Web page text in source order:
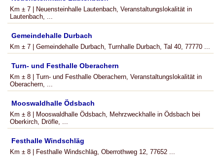
Km ± 7 | Neuensteinhalle Lautenbach, Veranstaltungslokalität in
Lautenbach, ...
Gemeindehalle Durbach
Km ± 7 | Gemeindehalle Durbach, Turnhalle Durbach, Tal 40, 77770 ...
Turn- und Festhalle Oberachern
Km ± 8 | Turn- und Festhalle Oberachern, Veranstaltungslokalität in
Oberachern, ...
Mooswaldhalle Ödsbach
Km ± 8 | Mooswaldhalle Ödsbach, Mehrzweckhalle in Ödsbach bei
Oberkirch, Dröfle, ...
Festhalle Windschläg
Km ± 8 | Festhalle Windschläg, Oberrothweg 12, 77652 ...